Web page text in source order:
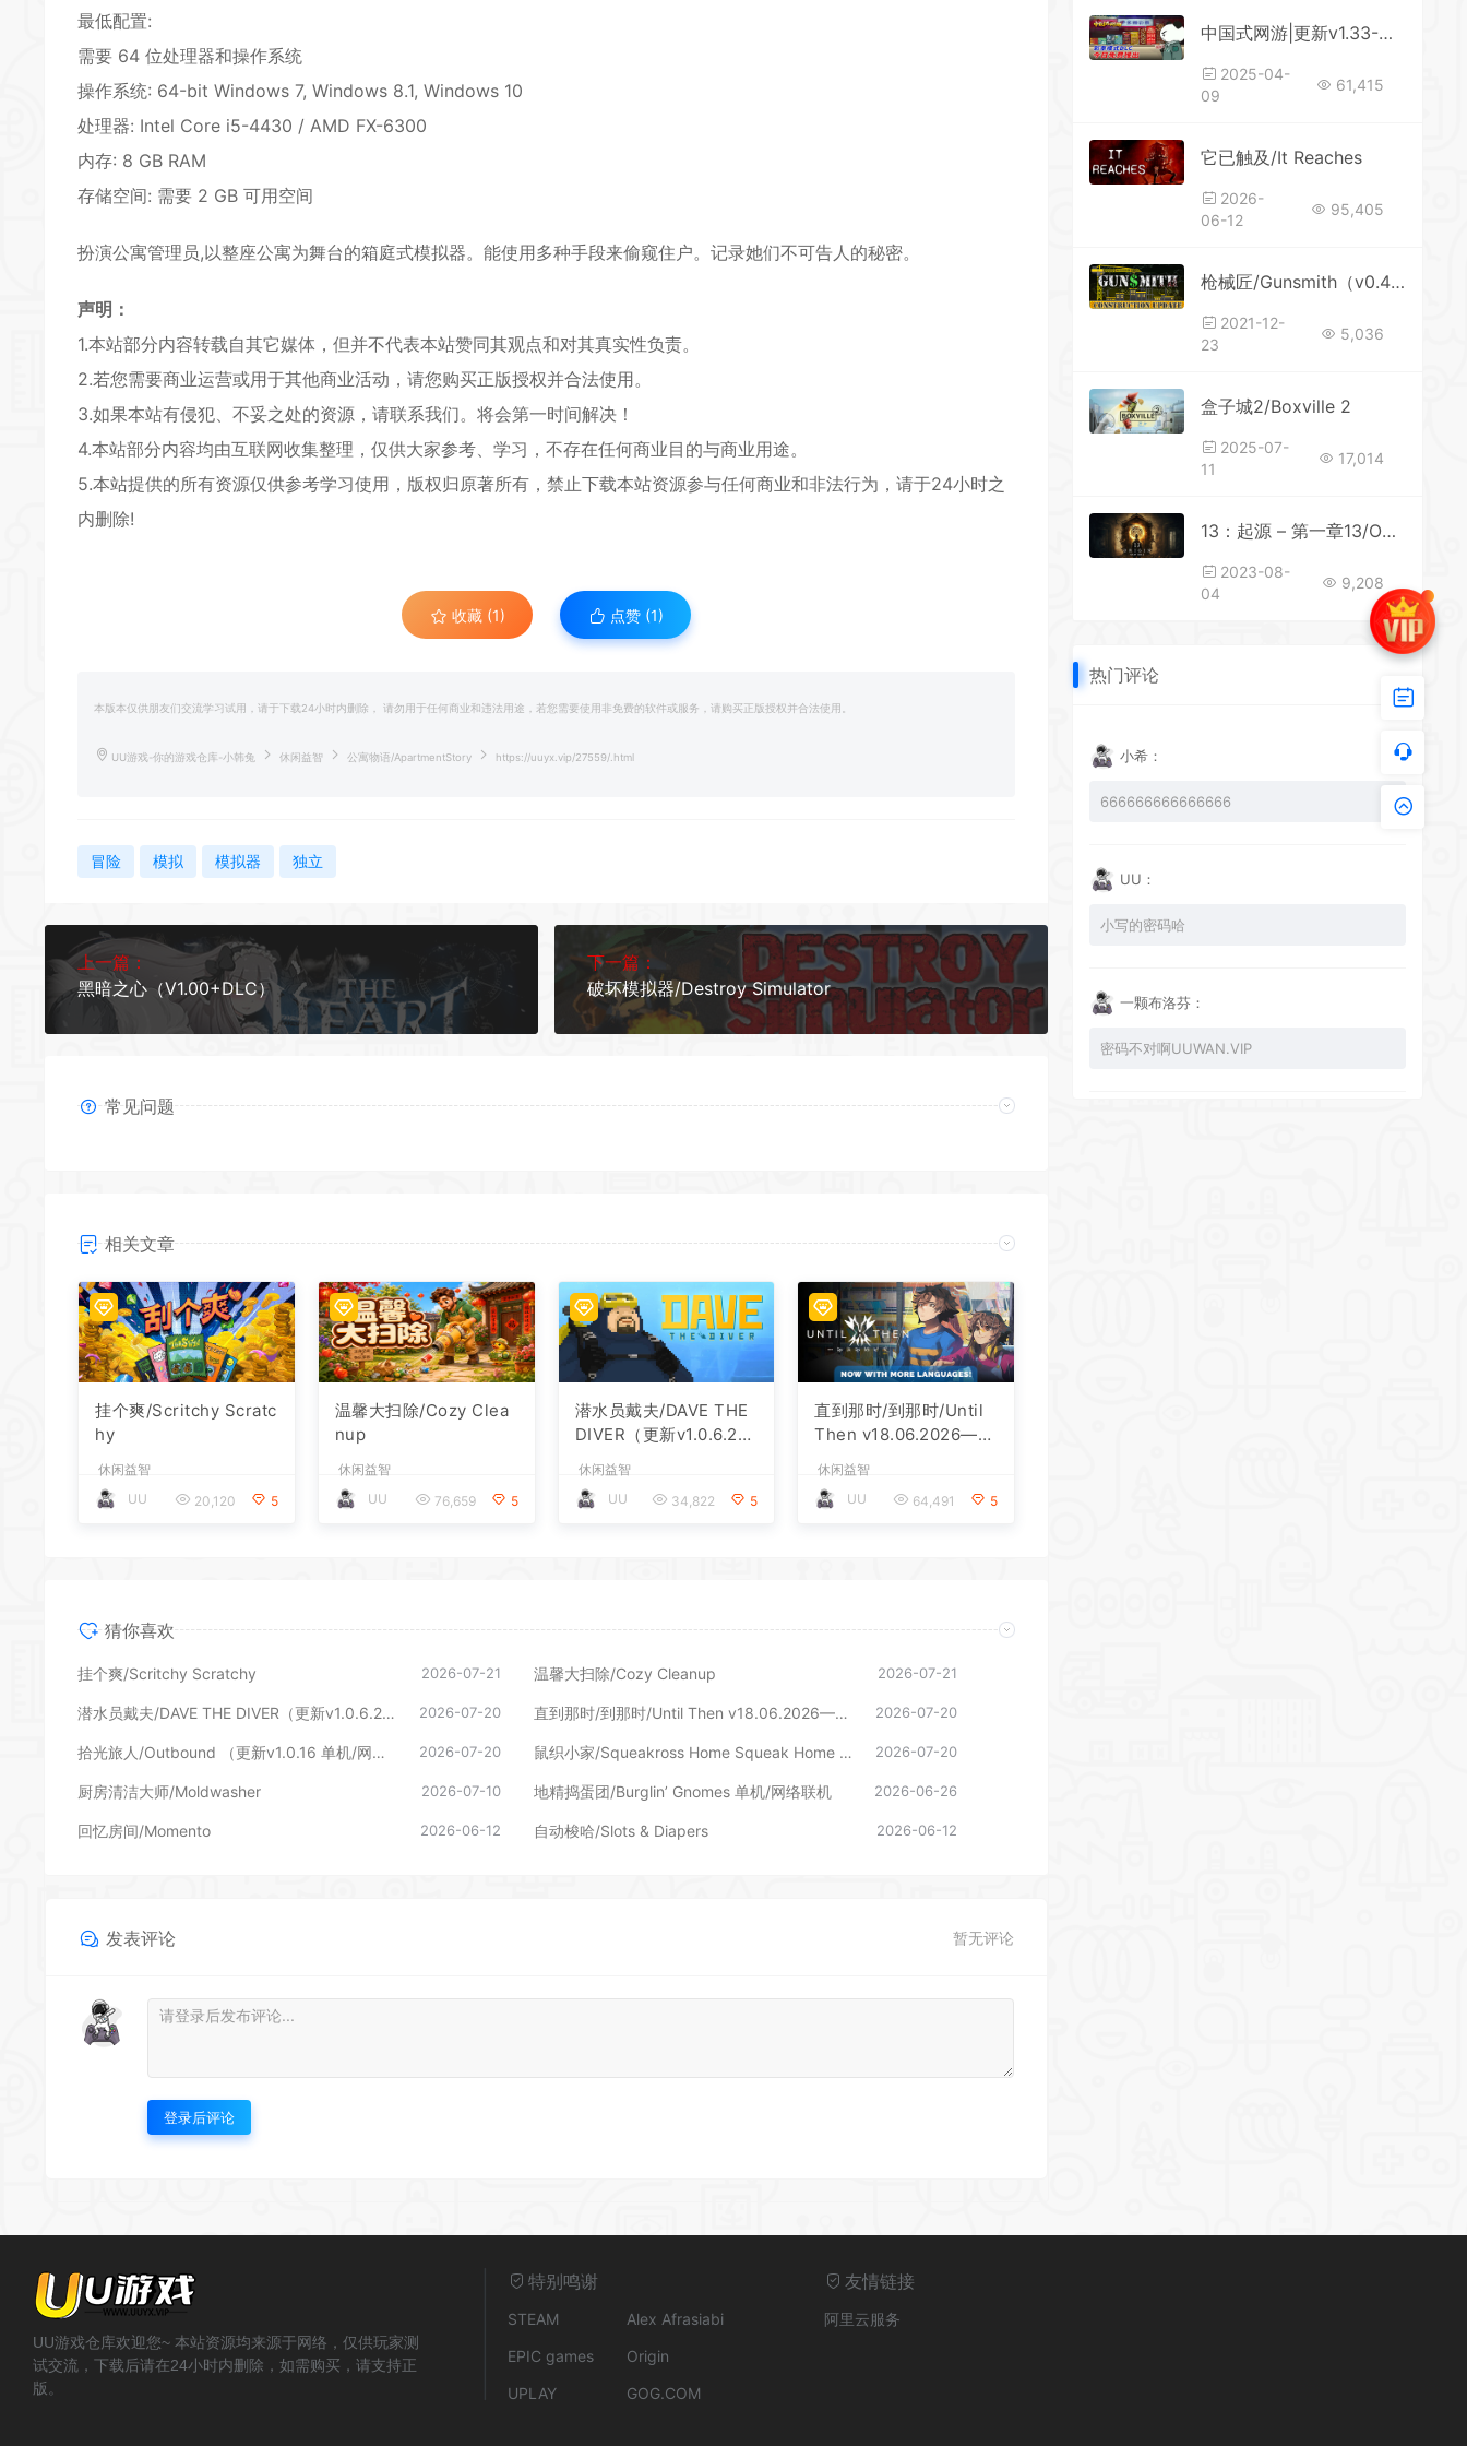
最低配置:
需要 64 位处理器和操作系统
操作系统: 64-bit Windows 7, Windows 8.1, Windows 10
处理器: Intel Core i5-4430 / AMD FX-6300
内存: 8 GB RAM
存储空间: 需要 2 GB 可用空间
扮演公寓管理员,以整座公寓为舞台的箱庭式模拟器。能使用多种手段来偷窥住户。记录她们不可告人的秘密。
声明：
1.本站部分内容转载自其它媒体，但并不代表本站赞同其观点和对其真实性负责。
2.若您需要商业运营或用于其他商业活动，请您购买正版授权并合法使用。
3.如果本站有侵犯、不妥之处的资源，请联系我们。将会第一时间解决！
4.本站部分内容均由互联网收集整理，仅供大家参考、学习，不存在任何商业目的与商业用途。
5.本站提供的所有资源仅供参考学习使用，版权归原著所有，禁止下载本站资源参与任何商业和非法行为，请于24小时之
内删除!
收藏 (1) 点赞 (1)
本版本仅供朋友们交流学习试用，请于下载24小时内删除， 请勿用于任何商业和违法用途，若您需要使用非免费的软件或服务，请购买正版授权并合法使用。
UU游戏-你的游戏仓库-小韩兔 休闲益智 公寓物语/ApartmentStory https://uuyx.vip/27559/.html
冒险 模拟 模拟器 独立
上一篇：
黑暗之心（V1.00+DLC）
下一篇：
破坏模拟器/Destroy Simulator
常见问题
相关文章
挂个爽/Scritchy Scratc
hy
休闲益智
UU
20,120 5
温馨大扫除/Cozy Clea
nup
休闲益智
UU
76,659 5
潜水员戴夫/DAVE THE
DIVER（更新v1.0.6.20
39—更新DLC）
休闲益智
UU
34,822 5
直到那时/到那时/Until
Then v18.06.2026—更
新旧影DLC
休闲益智
UU
64,491 5
猜你喜欢
挂个爽/Scritchy Scratchy 2026-07-21 温馨大扫除/Cozy Cleanup 2026-07-21
潜水员戴夫/DAVE THE DIVER（更新v1.0.6.2039—更新DLC） 2026-07-20 直到那时/到那时/Until Then v18.06.2026—更新旧影DLC 2026-07-20
拾光旅人/Outbound （更新v1.0.16 单机/网络联机） 2026-07-20 鼠织小家/Squeakross Home Squeak Home （更新v1.8b） 2026-07-20
厨房清洁大师/Moldwasher 2026-07-10 地精捣蛋团/Burglin’ Gnomes 单机/网络联机 2026-06-26
回忆房间/Momento 2026-06-12 自动梭哈/Slots & Diapers 2026-06-12
发表评论 暂无评论
登录后评论
中国式网游|更新v1.33-全DLCs-最新彩票扩充|解压即玩-官方中文
2025-04-
09
61,415
它已触及/It Reaches
2026-
06-12
95,405
枪械匠/Gunsmith（v0.45d）
2021-12-
23
5,036
盒子城2/Boxville 2
2025-07-
11
17,014
13：起源 – 第一章13/ORIGIN – Chapter One
2023-08-
04
9,208
热门评论
小希：
666666666666666
UU：
小写的密码哈
一颗布洛芬：
密码不对啊UUWAN.VIP
UU游戏仓库欢迎您~ 本站资源均来源于网络，仅供玩家测
试交流，下载后请在24小时内删除，如需购买，请支持正
版。
特别鸣谢
STEAM
Alex Afrasiabi
EPIC games
Origin
UPLAY
GOG.COM
友情链接
阿里云服务